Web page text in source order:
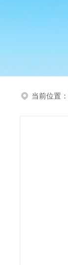
当前位置：